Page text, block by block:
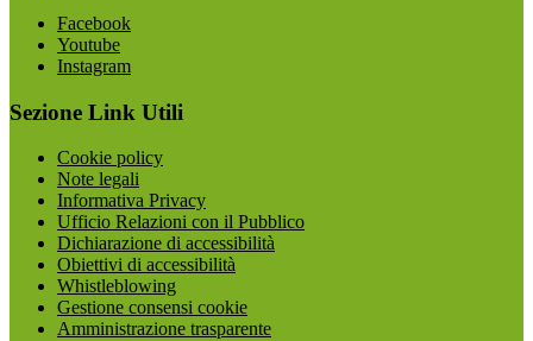
Facebook
Youtube
Instagram
Sezione Link Utili
Cookie policy
Note legali
Informativa Privacy
Ufficio Relazioni con il Pubblico
Dichiarazione di accessibilità
Obiettivi di accessibilità
Whistleblowing
Gestione consensi cookie
Amministrazione trasparente